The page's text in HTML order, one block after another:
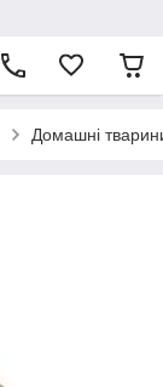
Домашні